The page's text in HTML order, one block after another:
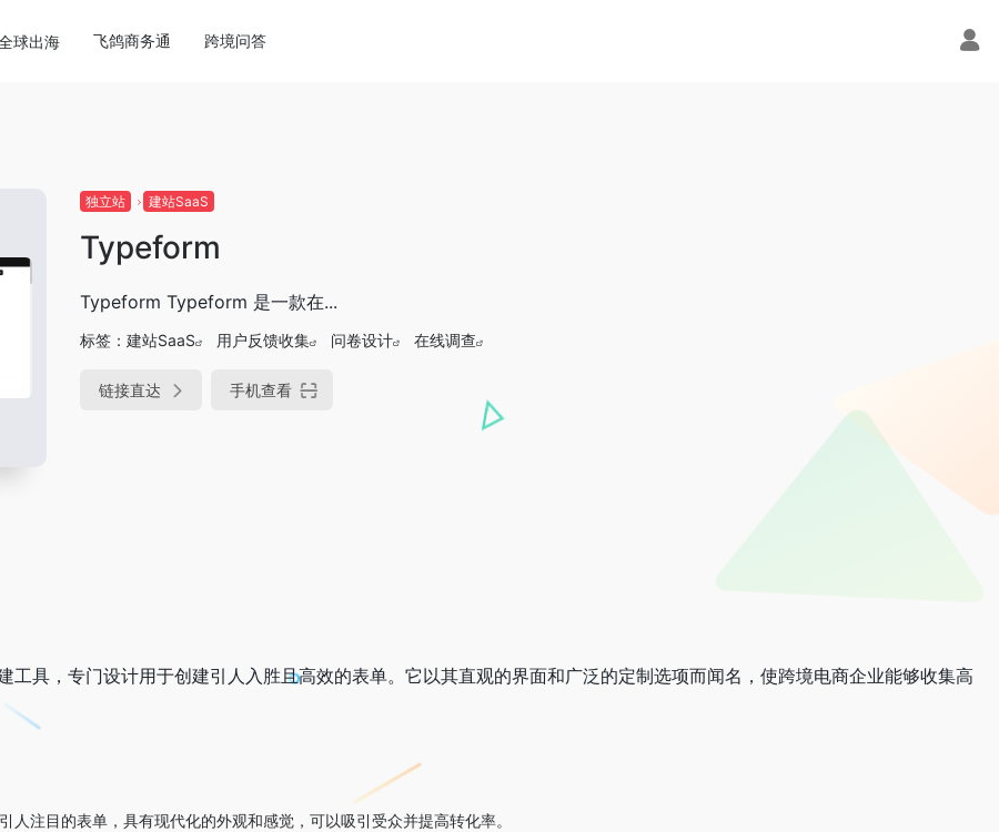
球出海 飞鸽商务通 跨境问答
独立站 建站SaaS
Typeform
Typeform Typeform 是一款在...
标签： 建站SaaS 用户反馈收集 问卷设计 在线调查
链接直达 手机查看
具，专门设计用于创建引人入胜且高效的表单。它以其直观的界面和广泛的定制选项而闻名，使跨境电商企业能够收集高
人注目的表单，具有现代化的外观和感觉，可以吸引受众并提高转化率。